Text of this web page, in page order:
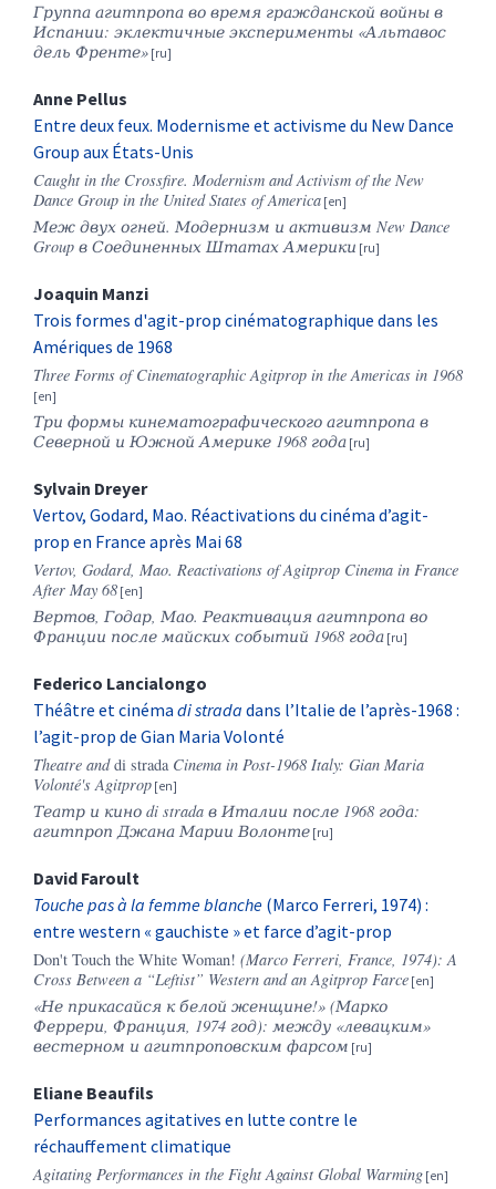
Группа агитпропа во время гражданской войны в
Испании: эклектичные эксперименты «Альтавос
дель Френте»
Anne Pellus
Entre deux feux. Modernisme et activisme du New Dance
Group aux États-Unis
Caught in the Crossfire. Modernism and Activism of the New
Dance Group in the United States of America
Меж двух огней. Модернизм и активизм New Dance
Group в Соединенных Штатах Америки
Joaquin Manzi
Trois formes d'agit-prop cinématographique dans les
Amériques de 1968
Three Forms of Cinematographic Agitprop in the Americas in 1968
Три формы кинематографического агитпропа в
Северной и Южной Америке 1968 года
Sylvain Dreyer
Vertov, Godard, Mao. Réactivations du cinéma d’agit-
prop en France après Mai 68
Vertov, Godard, Mao. Reactivations of Agitprop Cinema in France
After May 68
Вертов, Годар, Мао. Реактивация агитпропа во
Франции после майских событий 1968 года
Federico Lancialongo
Théâtre et cinéma di strada dans l’Italie de l’après-1968 :
l’agit-prop de Gian Maria Volonté
Theatre anddi stradaCinema in Post-1968 Italy: Gian Maria
Volonté's Agitprop
Театр и кино di strada в Италии после 1968 года:
агитпроп Джана Марии Волонте
David Faroult
Touche pas à la femme blanche (Marco Ferreri, 1974) :
entre western « gauchiste » et farce d’agit-prop
Don't Touch the White Woman! (Marco Ferreri, France, 1974): A
Cross Between a “Leftist” Western and an Agitprop Farce
«Не прикасайся к белой женщине!» (Марко
Феррери, Франция, 1974 год): между «левацким»
вестерном и агитпроповским фарсом
Eliane Beaufils
Performances agitatives en lutte contre le
réchauffement climatique
Agitating Performances in the Fight Against Global Warming